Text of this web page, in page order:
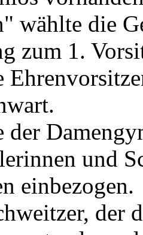
wählte die
zum 1.
der
und
einbezogen.
der